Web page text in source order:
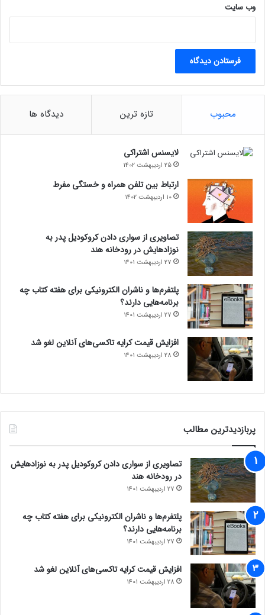
حتما بخوانید :
الگوریتمی
حذف حساب فیس‌بوک
وب‌ سایت
محبوب تازه ترین دیدگاه ها
لایسنس اشتراکی
25 اردیبهشت 1402
ارتباط بین تلفن همراه و خستگی مفرط
10 اردیبهشت 1402
تصاویری از سواری دادن کروکودیل پدر به
نوزادهایش در رودخانه هند
27 اردیبهشت 1401
پلتفرم‌ها و ناشران الکترونیکی برای هفته کتاب چه
برنامه‌هایی دارند؟
27 اردیبهشت 1401
افزایش قیمت کرایه تاکسی‌های آنلاین لغو شد
28 اردیبهشت 1401
پربازدیدترین مطالب
تصاویری از سواری دادن کروکودیل پدر به نوزادهایش
در رودخانه هند
27 اردیبهشت 1401
پلتفرم‌ها و ناشران الکترونیکی برای هفته کتاب چه
برنامه‌هایی دارند؟
27 اردیبهشت 1401
افزایش قیمت کرایه تاکسی‌های آنلاین لغو شد
28 اردیبهشت 1401